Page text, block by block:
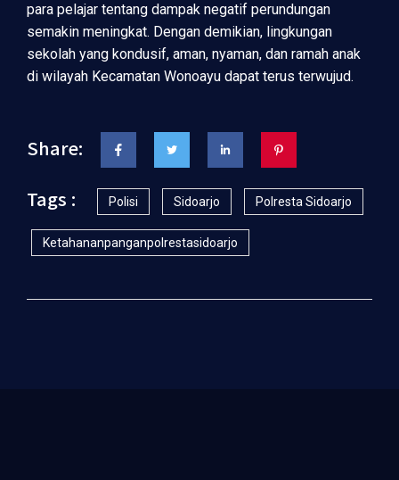
para pelajar tentang dampak negatif perundungan
semakin meningkat. Dengan demikian, lingkungan
sekolah yang kondusif, aman, nyaman, dan ramah anak
di wilayah Kecamatan Wonoayu dapat terus terwujud.
Share:
Tags :
Polisi Sidoarjo Polresta Sidoarjo
Ketahananpanganpolrestasidoarjo